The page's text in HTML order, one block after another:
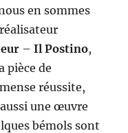
en sommes
–Il Postino,
pièce de
réussite,
une œuvre
bémols sont